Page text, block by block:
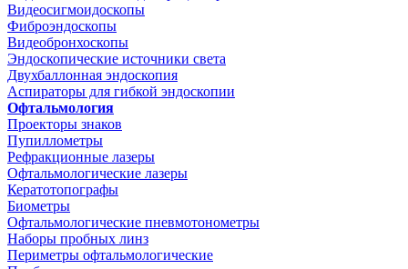
Видеосигмоидоскопы
Фиброэндоскопы
Видеобронхоскопы
Эндоскопические источники света
Двухбаллонная эндоскопия
Аспираторы для гибкой эндоскопии
Офтальмология
Проекторы знаков
Пупиллометры
Рефракционные лазеры
Офтальмологические лазеры
Кератотопографы
Биометры
Офтальмологические пневмотонометры
Наборы пробных линз
Периметры офтальмологические